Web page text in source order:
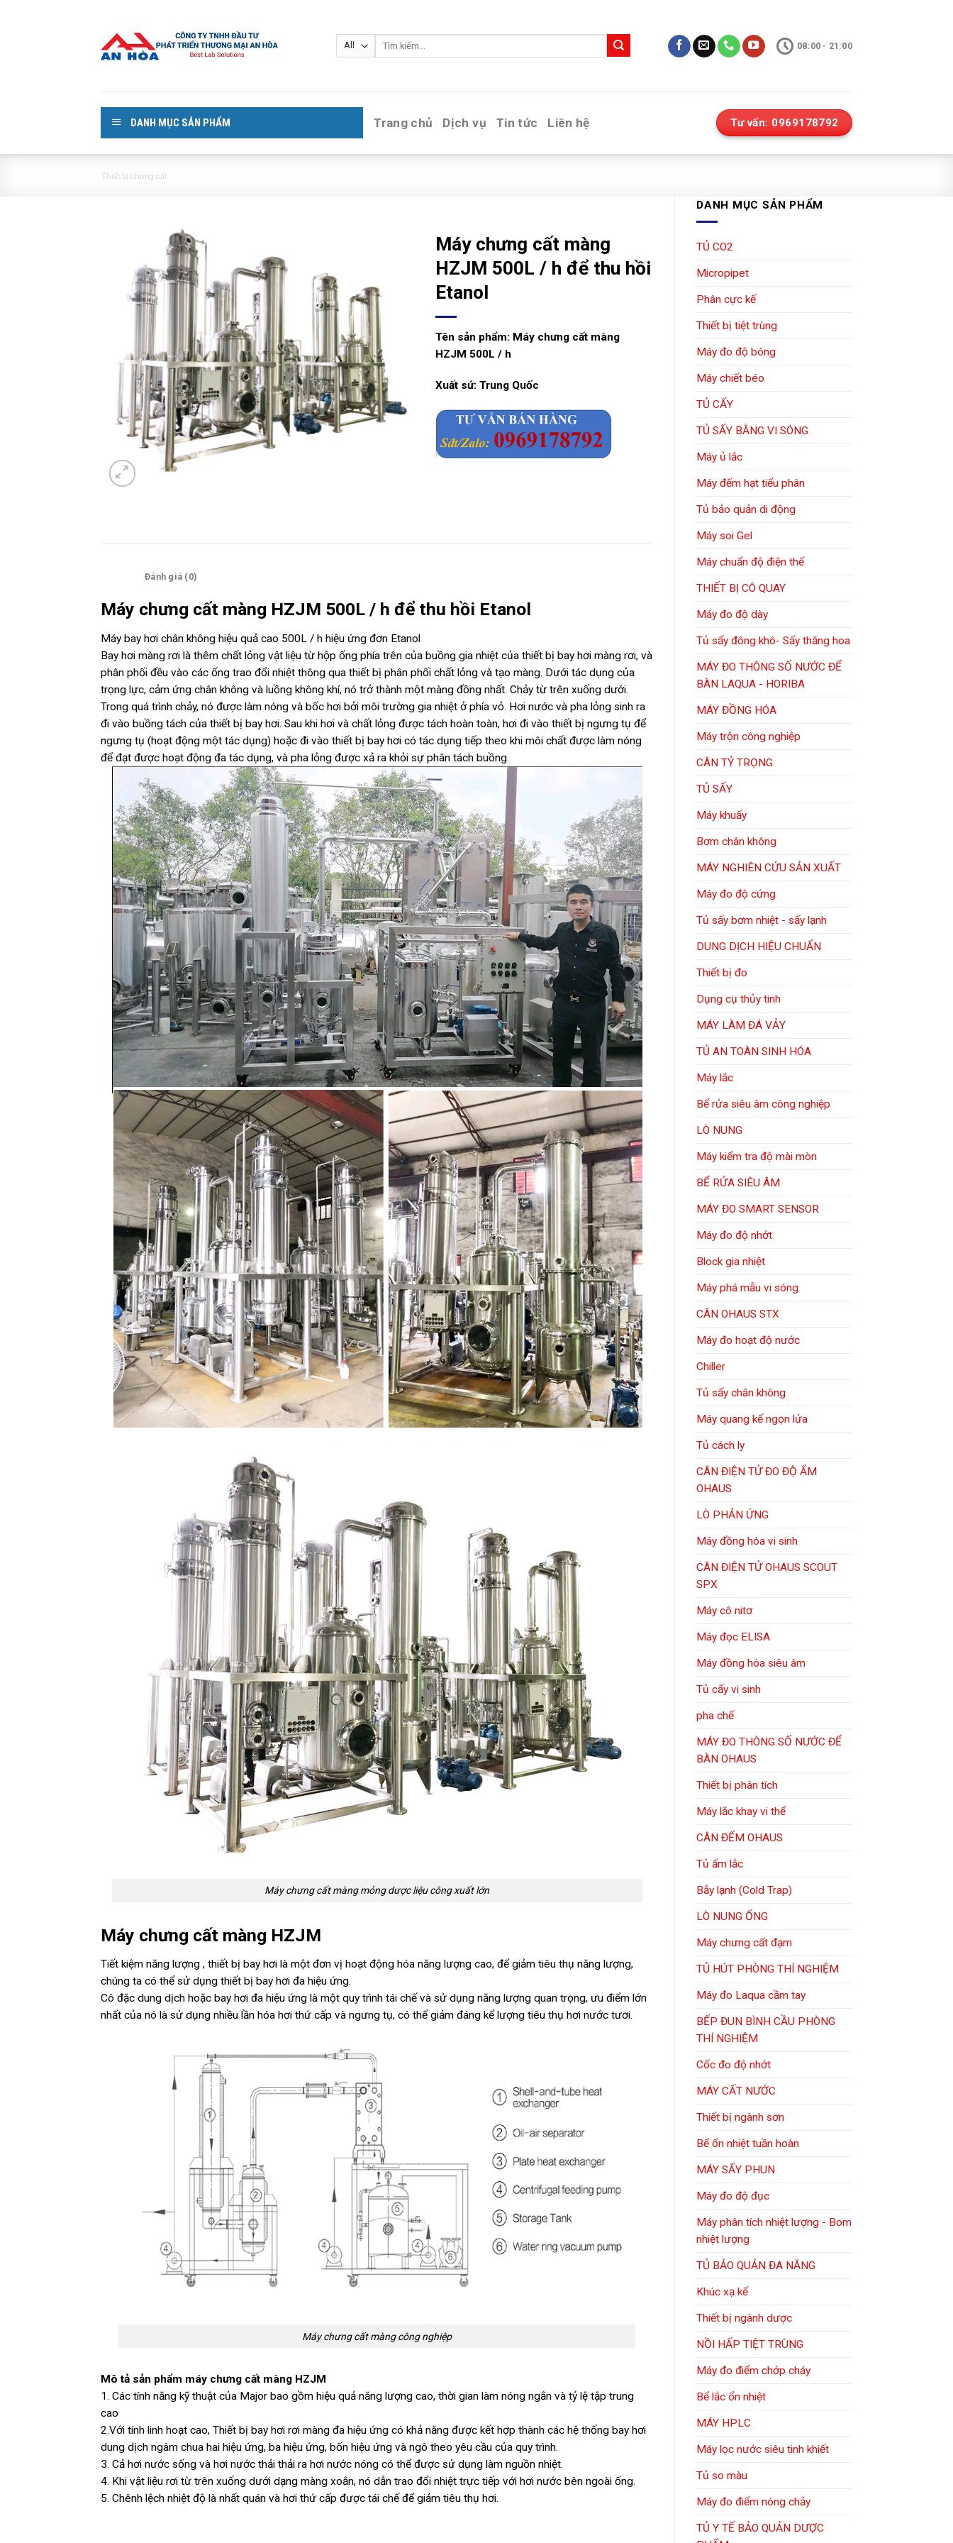
Tìm
08:00 - 21:00
DANH MỤC SẢN PHẨM Trang chủ Dịch vụ Tin tức Liên hệ Tư vấn: 0969178792
Thiết bị chưng cất
DANH MỤC SẢN PHẨM
TỦ CO2
Micropipet
Phân cực kế
Thiết bị tiệt trùng
Máy đo độ bóng
Máy chiết béo
TỦ CẤY
TỦ SẤY BẰNG VI SÓNG
Máy ủ lắc
Máy đếm hạt tiểu phân
Tủ bảo quản di động
Máy soi Gel
Máy chuẩn độ điện thế
THIẾT BỊ CÔ QUAY
Máy đo độ dày
Tủ sấy đông khô- Sấy thăng hoa
MÁY ĐO THÔNG SỐ NƯỚC ĐỂ
BÀN LAQUA - HORIBA
MÁY ĐỒNG HÓA
Máy trộn công nghiệp
CÂN TỶ TRỌNG
TỦ SẤY
Máy khuấy
Bơm chân không
MÁY NGHIÊN CỨU SẢN XUẤT
Máy đo độ cứng
Tủ sấy bơm nhiệt - sấy lạnh
DUNG DỊCH HIỆU CHUẨN
Thiết bị đo
Dụng cụ thủy tinh
MÁY LÀM ĐÁ VẢY
TỦ AN TOÀN SINH HÓA
Máy lắc
Bể rửa siêu âm công nghiệp
LÒ NUNG
Máy kiểm tra độ mài mòn
BỂ RỬA SIÊU ÂM
MÁY ĐO SMART SENSOR
Máy đo độ nhớt
Block gia nhiệt
Máy phá mẫu vi sóng
CÂN OHAUS STX
Máy đo hoạt độ nước
Chiller
Tủ sấy chân không
Máy quang kế ngọn lửa
Tủ cách ly
CÂN ĐIỆN TỬ ĐO ĐỘ ẨM
OHAUS
LÒ PHẢN ỨNG
Máy đồng hóa vi sinh
CÂN ĐIỆN TỬ OHAUS SCOUT
SPX
Máy cô nitơ
Máy đọc ELISA
Máy đồng hóa siêu âm
Tủ cấy vi sinh
pha chế
MÁY ĐO THÔNG SỐ NƯỚC ĐỂ
BÀN OHAUS
Thiết bị phân tích
Máy lắc khay vi thể
CÂN ĐẾM OHAUS
Tủ ấm lắc
Bẫy lạnh (Cold Trap)
LÒ NUNG ỐNG
Máy chưng cất đạm
TỦ HÚT PHÒNG THÍ NGHIỆM
Máy đo Laqua cầm tay
BẾP ĐUN BÌNH CẦU PHÒNG
THÍ NGHIỆM
Cốc đo độ nhớt
MÁY CẤT NƯỚC
Thiết bị ngành sơn
Bể ổn nhiệt tuần hoàn
MÁY SẤY PHUN
Máy đo độ đục
Máy phân tích nhiệt lượng - Bom
nhiệt lượng
TỦ BẢO QUẢN ĐA NĂNG
Khúc xạ kế
Thiết bị ngành dược
NỒI HẤP TIỆT TRÙNG
Máy đo điểm chớp cháy
Bể lắc ổn nhiệt
MÁY HPLC
Máy lọc nước siêu tinh khiết
Tủ so màu
Máy đo điểm nóng chảy
TỦ Y TẾ BẢO QUẢN DƯỢC
Máy chưng cất màng
HZJM 500L / h để thu hồi
Etanol
Tên sản phẩm: Máy chưng cất màng
HZJM 500L / h
Xuất sứ: Trung Quốc
Đánh giá (0)
Máy chưng cất màng HZJM 500L / h để thu hồi Etanol
Máy bay hơi chân không hiệu quả cao 500L / h hiệu ứng đơn Etanol
Bay hơi màng rơi là thêm chất lỏng vật liệu từ hộp ống phía trên của buồng gia nhiệt của thiết bị bay hơi màng rơi, và
phân phối đều vào các ống trao đổi nhiệt thông qua thiết bị phân phối chất lỏng và tạo màng. Dưới tác dụng của
trọng lực, cảm ứng chân không và luồng không khí, nó trở thành một màng đồng nhất. Chảy từ trên xuống dưới.
Trong quá trình chảy, nó được làm nóng và bốc hơi bởi môi trường gia nhiệt ở phía vỏ. Hơi nước và pha lỏng sinh ra
đi vào buồng tách của thiết bị bay hơi. Sau khi hơi và chất lỏng được tách hoàn toàn, hơi đi vào thiết bị ngưng tụ để
ngưng tụ (hoạt động một tác dụng) hoặc đi vào thiết bị bay hơi có tác dụng tiếp theo khi môi chất được làm nóng
để đạt được hoạt động đa tác dụng, và pha lỏng được xả ra khỏi sự phân tách buồng.
Máy chưng cất màng mỏng dược liệu công xuất lớn
Máy chưng cất màng HZJM
Tiết kiệm năng lượng , thiết bị bay hơi là một đơn vị hoạt động hóa năng lượng cao, để giảm tiêu thụ năng lượng,
chúng ta có thể sử dụng thiết bị bay hơi đa hiệu ứng.
Cô đặc dung dịch hoặc bay hơi đa hiệu ứng là một quy trình tái chế và sử dụng năng lượng quan trọng, ưu điểm lớn
nhất của nó là sử dụng nhiều lần hóa hơi thứ cấp và ngưng tụ, có thể giảm đáng kể lượng tiêu thụ hơi nước tươi.
Máy chưng cất màng công nghiệp
Mô tả sản phẩm máy chưng cất màng HZJM
1. Các tính năng kỹ thuật của Major bao gồm hiệu quả năng lượng cao, thời gian làm nóng ngắn và tỷ lệ tập trung
cao
2.Với tính linh hoạt cao, Thiết bị bay hơi rơi màng đa hiệu ứng có khả năng được kết hợp thành các hệ thống bay hơi
dung dịch ngâm chua hai hiệu ứng, ba hiệu ứng, bốn hiệu ứng và ngô theo yêu cầu của quy trình.
3. Cả hơi nước sống và hơi nước thải thải ra hơi nước nóng có thể được sử dụng làm nguồn nhiệt.
4. Khi vật liệu rơi từ trên xuống dưới dạng màng xoắn, nó dẫn trao đổi nhiệt trực tiếp với hơi nước bên ngoài ống.
5. Chênh lệch nhiệt độ là nhất quán và hơi thứ cấp được tái chế để giảm tiêu thụ hơi.